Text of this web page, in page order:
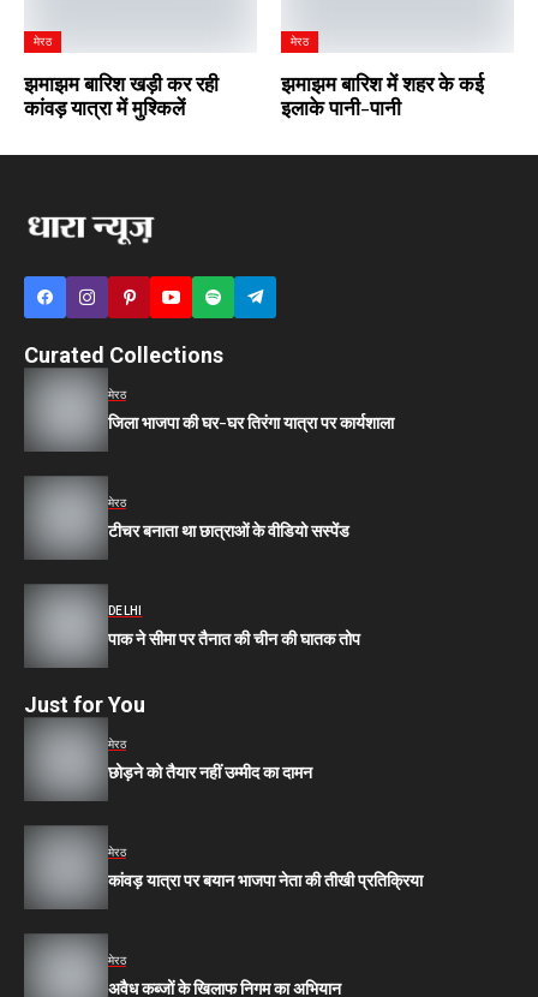
मेरठ
झमाझम बारिश खड़ी कर रही
कांवड़ यात्रा में मुश्किलें
मेरठ
झमाझम बारिश में शहर के कई
इलाके पानी-पानी
Curated Collections
मेरठ
जिला भाजपा की घर-घर तिरंगा यात्रा पर कार्यशाला
मेरठ
टीचर बनाता था छात्राओं के वीडियो सस्पेंड
DELHI
पाक ने सीमा पर तैनात की चीन की घातक तोप
Just for You
मेरठ
छोड़ने को तैयार नहीं उम्मीद का दामन
मेरठ
कांवड़ यात्रा पर बयान भाजपा नेता की तीखी प्रतिक्रिया
मेरठ
अवैध कब्जों के खिलाफ निगम का अभियान